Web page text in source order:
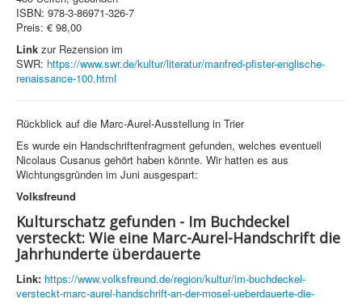
ISBN: 978-3-86971-326-7
Preis: € 98,00
Link zur Rezension im
SWR: https://www.swr.de/kultur/literatur/manfred-pfister-englische-
renaissance-100.html
Rückblick auf die Marc-Aurel-Ausstellung in Trier
Es wurde ein Handschriftenfragment gefunden, welches eventuell
Nicolaus Cusanus gehört haben könnte. Wir hatten es aus
Wichtungsgründen im Juni ausgespart:
Volksfreund
Kulturschatz gefunden - Im Buchdeckel
versteckt: Wie eine Marc-Aurel-Handschrift die
Jahrhunderte überdauerte
Link: https://www.volksfreund.de/region/kultur/im-buchdeckel-
versteckt-marc-aurel-handschrift-an-der-mosel-ueberdauerte-die-